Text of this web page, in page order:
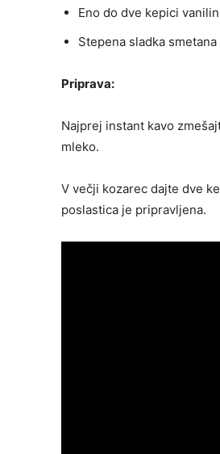
Eno do dve kepici
Stepena sladka
Priprava:
Najprej instant kavo
mleko.
V večji kozarec dajte dve
poslastica je pripravljena.